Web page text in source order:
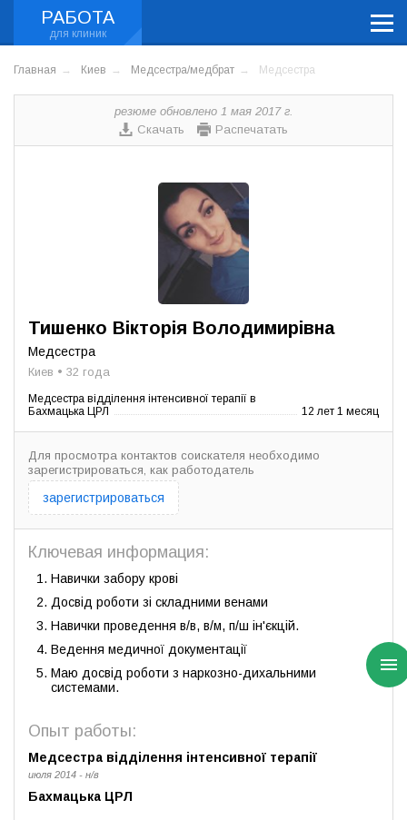
РАБОТА
Главная Киев Медсестра/медбрат Медсестра
резюме обновлено 1 мая 2017 г.
Скачать
Распечатать
Тишенко Вікторія Володимирівна
Медсестра
Киев • 32 года
Медсестра відділення інтенсивної терапії в
Бахмацька ЦРЛ
12 лет 1 месяц
Для просмотра контактов соискателя необходимо
зарегистрироваться, как работодатель
зарегистрироваться
Ключевая информация:
Навички забору крові
Досвід роботи зі складними венами
Навички проведення в/в, в/м, п/ш ін'єкцій.
Ведення медичної документації
Маю досвід роботи з наркозно-дихальними
системами.
Опыт работы:
Медсестра відділення інтенсивної терапії
июля 2014 - н/в
Бахмацька ЦРЛ